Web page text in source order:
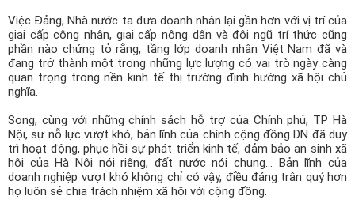
Việc Đảng, Nhà nước ta đưa doanh nhân lại gần hơn với vị trí của
giai cấp công nhân, giai cấp nông dân và đội ngũ trí thức cũng
phần nào chứng tỏ rằng, tầng lớp doanh nhân Việt Nam đã và
đang trở thành một trong những lực lượng có vai trò ngày càng
quan trọng trong nền kinh tế thị trường định hướng xã hội chủ
nghĩa.
Song, cùng với những chính sách hỗ trợ của Chính phủ, TP Hà
Nội, sự nỗ lực vượt khó, bản lĩnh của chính cộng đồng DN đã duy
trì hoạt động, phục hồi sự phát triển kinh tế, đảm bảo an sinh xã
hội của Hà Nội nói riêng, đất nước nói chung... Bản lĩnh của
doanh nghiệp vượt khó không chỉ có vậy, điều đáng trân quý hơn
họ luôn sẻ chia trách nhiệm xã hội với cộng đồng.